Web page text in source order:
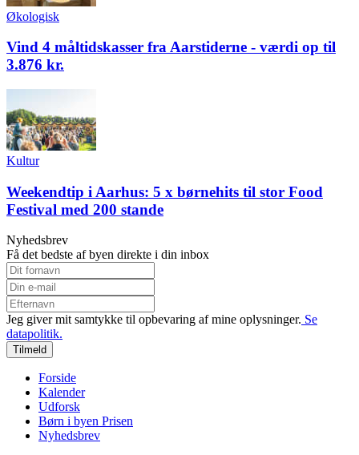
Økologisk
Vind 4 måltidskasser fra Aarstiderne - værdi op til
3.876 kr.
Kultur
Weekendtip i Aarhus: 5 x børnehits til stor Food
Festival med 200 stande
Nyhedsbrev
Få det bedste af byen direkte i din inbox
Jeg giver mit samtykke til opbevaring af mine oplysninger. Se
datapolitik.
Tilmeld
Forside
Kalender
Udforsk
Børn i byen Prisen
Nyhedsbrev